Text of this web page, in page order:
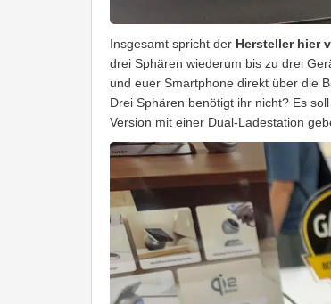
Insgesamt spricht der Hersteller hier
drei Sphären wiederum bis zu drei
und euer Smartphone direkt über die
Drei Sphären benötigt ihr nicht? Es
Version mit einer Dual-Ladestation